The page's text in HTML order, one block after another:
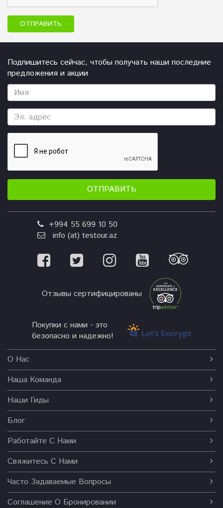
ОТПРАВИТЬ
Подпишитесь сейчас, чтобы получать наши последние
предложения и акции
ОТПРАВИТЬ
+994 55 699 10 50
info (at) testour.az
Отзывы сертифицированы
Покупки с нами - это
безопасно и надежно!
О Нас
Наша Команда
Наши Гиды
Блог
Работайте С Нами
Свяжитесь С Нами
Часто Задаваемые Вопросы
Соглашение О Бронировании